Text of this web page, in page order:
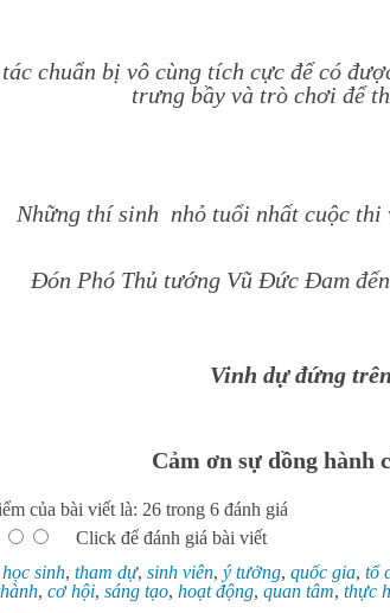
chuẩn bị vô cùng tích cực để có
trưng bầy và trò chơi để
Những thí sinh nhỏ tuổi nhất cuộc
Đón Phó Thủ tướng Vũ Đức Đam
Vinh dự đứng
Cảm ơn sự dồng hành
của bài viết là: 26 trong 6 đánh giá
Click để đánh giá bài viết
học sinh, tham dự, sinh viên, ý tưởng, quốc gia, tổ
, cơ hội, sáng tạo, hoạt động, quan tâm, thực